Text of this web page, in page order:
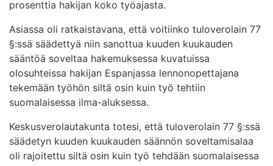
prosenttia hakijan koko työajasta.
Asiassa oli ratkaistavana, että voitiinko tuloverolain 77
§:ssä säädettyä niin sanottua kuuden kuukauden
sääntöä soveltaa hakemuksessa kuvatuissa
olosuhteissa hakijan Espanjassa lennonopettajana
tekemään työhön siltä osin kuin työ tehtiin
suomalaisessa ilma-aluksessa.
Keskusverolautakunta totesi, että tuloverolain 77 §:ssä
säädetyn kuuden kuukauden säännön soveltamisalaa
oli rajoitettu siltä osin kuin työ tehdään suomalaisessa